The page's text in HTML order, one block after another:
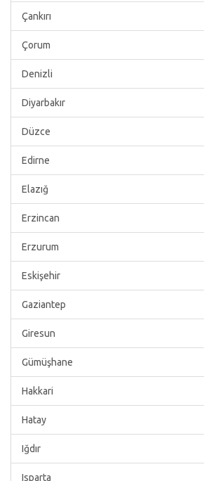
Çankırı
Çorum
Denizli
Diyarbakır
Düzce
Edirne
Elazığ
Erzincan
Erzurum
Eskişehir
Gaziantep
Giresun
Gümüşhane
Hakkari
Hatay
Iğdır
Isparta